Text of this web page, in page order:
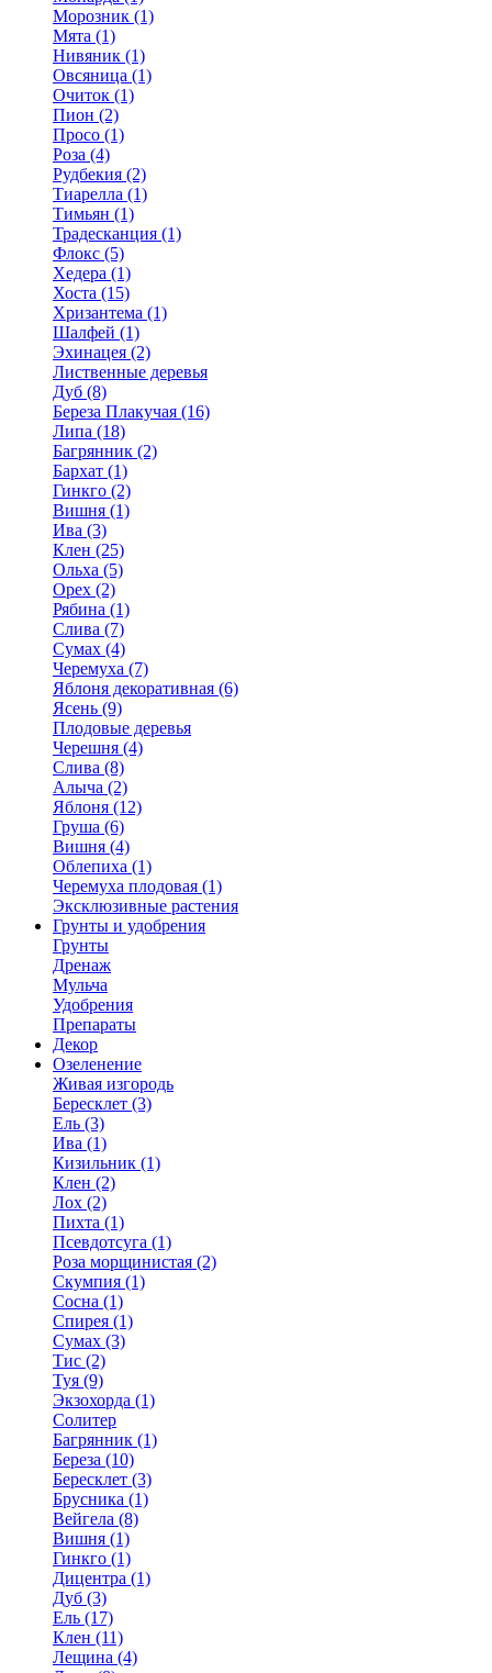
Морозник (1)
Мята (1)
Нивяник (1)
Овсяница (1)
Очиток (1)
Пион (2)
Просо (1)
Роза (4)
Рудбекия (2)
Тиарелла (1)
Тимьян (1)
Традесканция (1)
Флокс (5)
Хедера (1)
Хоста (15)
Хризантема (1)
Шалфей (1)
Эхинацея (2)
Лиственные деревья
Дуб (8)
Береза Плакучая (16)
Липа (18)
Багрянник (2)
Бархат (1)
Гинкго (2)
Вишня (1)
Ива (3)
Клен (25)
Ольха (5)
Орех (2)
Рябина (1)
Слива (7)
Сумах (4)
Черемуха (7)
Яблоня декоративная (6)
Ясень (9)
Плодовые деревья
Черешня (4)
Слива (8)
Алыча (2)
Яблоня (12)
Груша (6)
Вишня (4)
Облепиха (1)
Черемуха плодовая (1)
Эксклюзивные растения
Грунты и удобрения
Грунты
Дренаж
Мульча
Удобрения
Препараты
Декор
Озеленение
Живая изгородь
Бересклет (3)
Ель (3)
Ива (1)
Кизильник (1)
Клен (2)
Лох (2)
Пихта (1)
Псевдотсуга (1)
Роза морщинистая (2)
Скумпия (1)
Сосна (1)
Спирея (1)
Сумах (3)
Тис (2)
Туя (9)
Экзохорда (1)
Солитер
Багрянник (1)
Береза (10)
Бересклет (3)
Брусника (1)
Вейгела (8)
Вишня (1)
Гинкго (1)
Дицентра (1)
Дуб (3)
Ель (17)
Клен (11)
Лещина (4)